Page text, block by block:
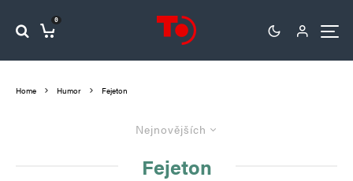
0
Home Humor Fejeton
Nejnovějších
Fejeton